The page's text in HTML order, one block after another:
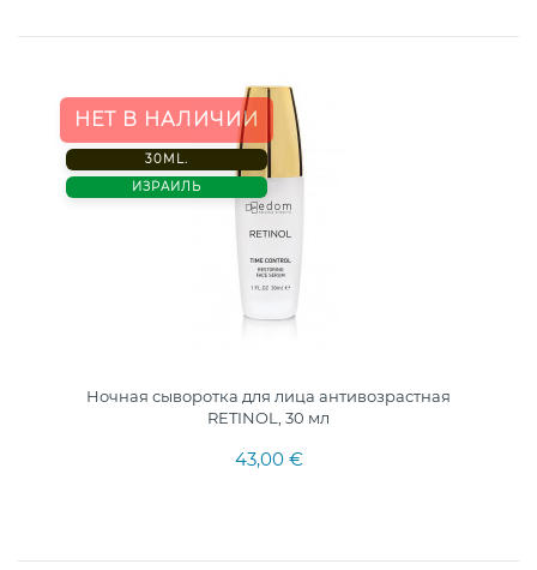
НЕТ В НАЛИЧИИ
30ML.
ИЗРАИЛЬ
Ночная сыворотка для лица антивозрастная
RETINOL, 30 мл
43,00 €